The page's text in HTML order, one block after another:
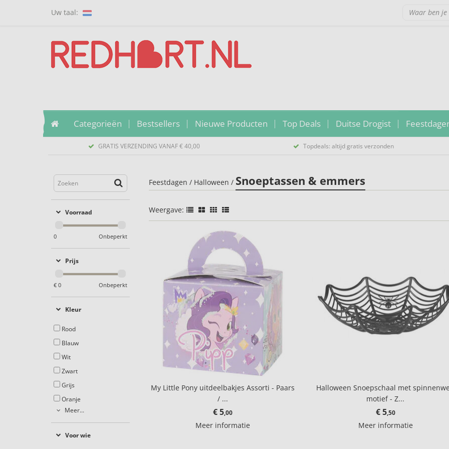
Uw taal:
Categorieën Bestsellers Nieuwe Producten Top Deals Duitse Drogist
GRATIS VERZENDING VANAF € 40,00 Topdeals: altijd gratis verzonden
Feestdagen / Halloween / Snoeptassen & emmers
Weergave:
My Little Pony uitdeelbakjes Assorti - Paars
/ ...
€ 5,00
Meer informatie
Halloween Snoepschaal met
motief - Z...
€ 5,50
Meer informatie
Voorraad
0 Onbeperkt
Prijs
€ 0 Onbeperkt
Kleur
Rood
Blauw
Wit
Zwart
Grijs
Oranje
Meer...
Voor wie